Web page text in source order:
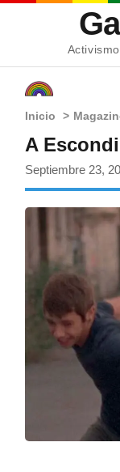
Inicio >
A
Septiembre 23,